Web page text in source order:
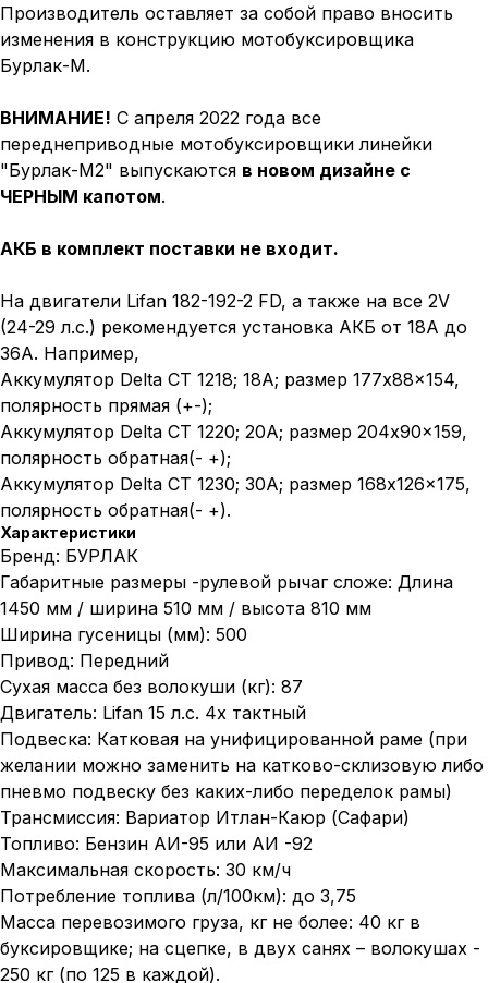
Производитель оставляет за собой право вносить
изменения в конструкцию мотобуксировщика
Бурлак-М.
ВНИМАНИЕ! C апреля 2022 года все
переднеприводные мотобуксировщики линейки
"Бурлак-М2" выпускаются в новом дизайне с
ЧЕРНЫМ капотом.
АКБ в комплект поставки не входит.
На двигатели Lifan 182-192-2 FD, а также на все 2V
(24-29 л.с.) рекомендуется установка АКБ от 18А до
36А. Например,
Аккумулятор Delta CT 1218; 18А; размер 177x88x154,
полярность прямая (+-);
Аккумулятор Delta CT 1220; 20А; размер 204x90x159,
полярность обратная(- +);
Аккумулятор Delta CT 1230; 30А; размер 168x126x175,
полярность обратная(- +).
Характеристики
Бренд: БУРЛАК
Габаритные размеры -рулевой рычаг сложе: Длина
1450 мм / ширина 510 мм / высота 810 мм
Ширина гусеницы (мм): 500
Привод: Передний
Сухая масса без волокуши (кг): 87
Двигатель: Lifan 15 л.с. 4х тактный
Подвеска: Катковая на унифицированной раме (при
желании можно заменить на катково-склизовую либо
пневмо подвеску без каких-либо переделок рамы)
Трансмиссия: Вариатор Итлан-Каюр (Сафари)
Топливо: Бензин АИ-95 или АИ -92
Максимальная скорость: 30 км/ч
Потребление топлива (л/100км): до 3,75
Масса перевозимого груза, кг не более: 40 кг в
буксировщике; на сцепке, в двух санях – волокушах -
250 кг (по 125 в каждой).